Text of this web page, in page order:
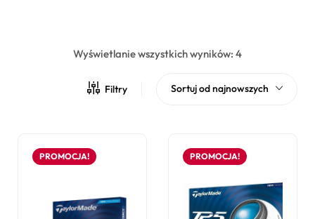
Wyświetlanie wszystkich wyników: 4
Filtry Sortuj od najnowszych
PROMOCJA! PROMOCJA!